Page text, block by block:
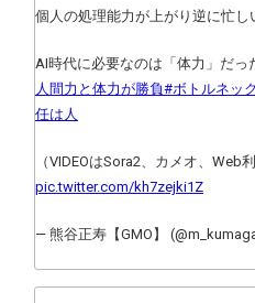
個人の処理能力が上がり逆に忙し
AI時代に必要なのは「体力」だっ
人間力と体力が勝負#ボトルネッ
任は人
（VIDEOはSora2、カメオ、Web
pic.twitter.com/kh7zejki1Z
— 熊谷正寿【GMO】